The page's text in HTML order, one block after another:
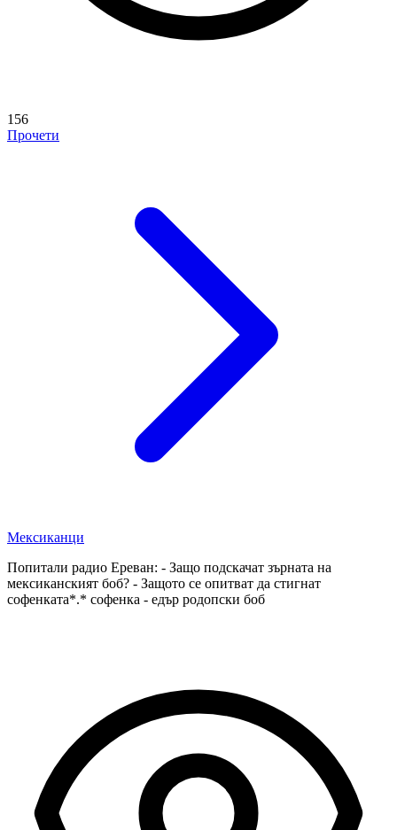
156
Прочети
Мексиканци
Попитали радио Ереван: - Защо подскачат зърната на
мексиканският боб? - Защото се опитват да стигнат
софенката*.* софенка - едър родопски боб